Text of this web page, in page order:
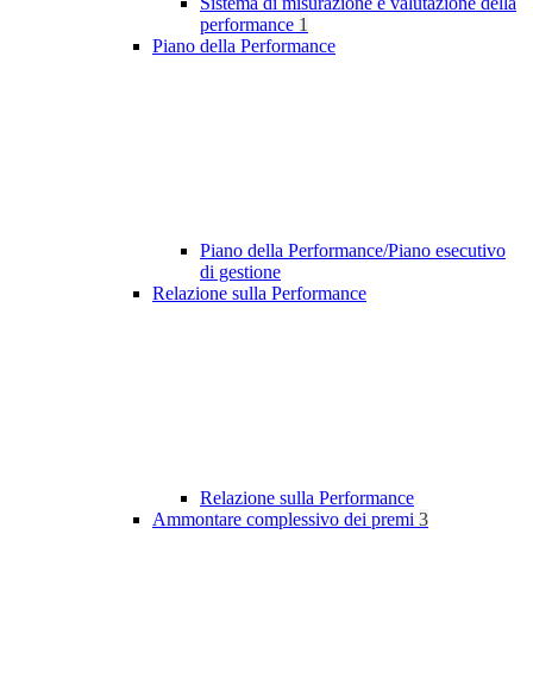
performance 1
Piano della Performance
Piano della Performance/Piano esecutivo
di gestione
Relazione sulla Performance
Relazione sulla Performance
Ammontare complessivo dei premi 3